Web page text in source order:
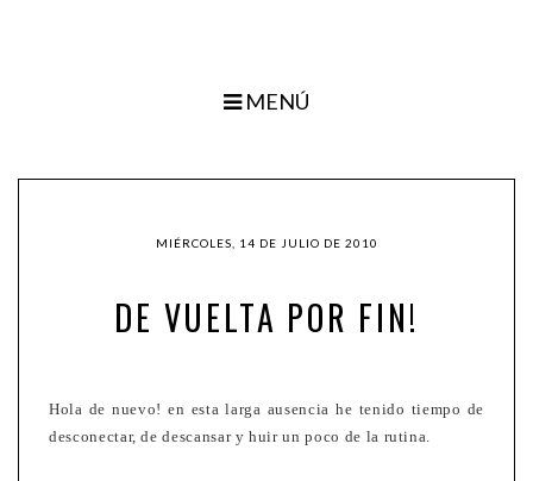
MENÚ
MIÉRCOLES, 14 DE JULIO DE 2010
DE VUELTA POR FIN!
Hola de nuevo! en esta larga ausencia he tenido tiempo de
desconectar, de descansar y huir un poco de la rutina.